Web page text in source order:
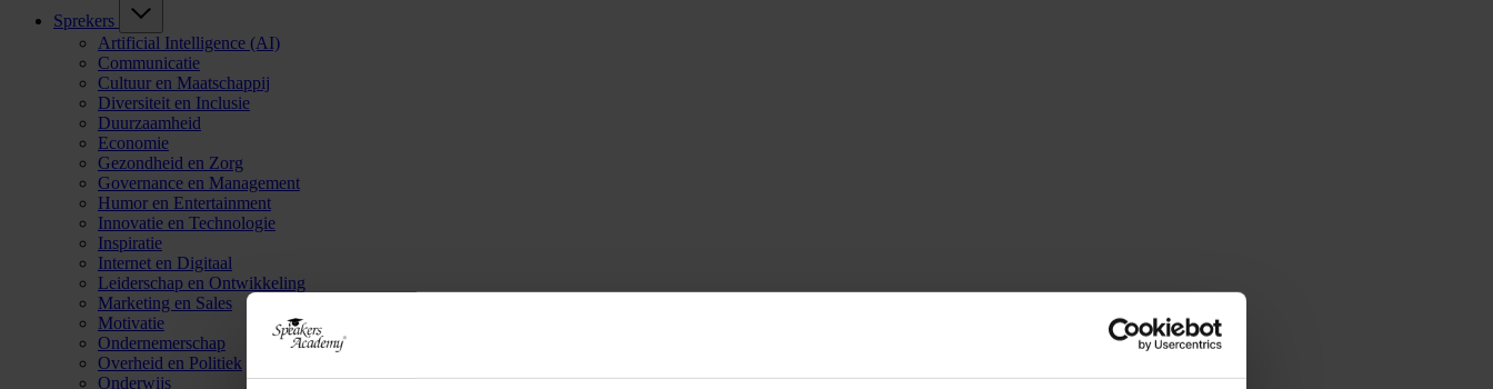
Sprekers
Artificial Intelligence (AI)
Communicatie
Cultuur en Maatschappij
Diversiteit en Inclusie
Duurzaamheid
Economie
Gezondheid en Zorg
Governance en Management
Humor en Entertainment
Innovatie en Technologie
Inspiratie
Internet en Digitaal
Leiderschap en Ontwikkeling
Marketing en Sales
Motivatie
Ondernemerschap
Overheid en Politiek
Onderwijs